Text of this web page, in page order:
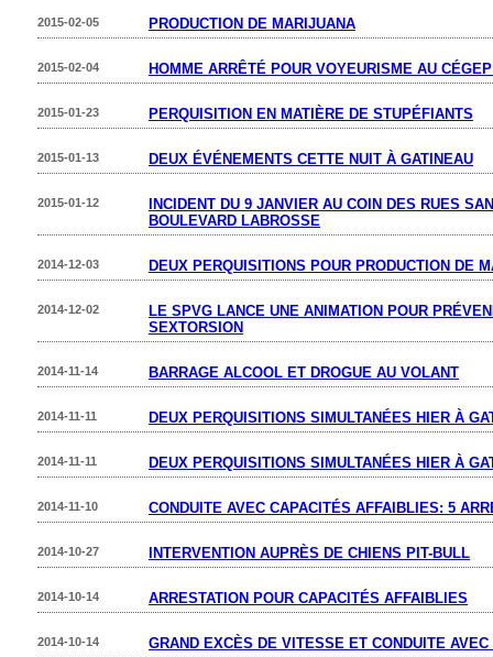
PRODUCTION DE MARIJUANA
2015-02-05
HOMME ARRÊTÉ POUR VOYEURISME AU
2015-02-04
PERQUISITION EN MATIÈRE DE STUPÉFIANTS
2015-01-23
DEUX ÉVÉNEMENTS CETTE NUIT À GATINEAU
2015-01-13
INCIDENT DU 9 JANVIER AU COIN DES RUES
BOULEVARD LABROSSE
2015-01-12
DEUX PERQUISITIONS POUR PRODUCTION DE
2014-12-03
LE SPVG LANCE UNE ANIMATION POUR
SEXTORSION
2014-12-02
BARRAGE ALCOOL ET DROGUE AU VOLANT
2014-11-14
DEUX PERQUISITIONS SIMULTANÉES HIER À
2014-11-11
DEUX PERQUISITIONS SIMULTANÉES HIER À
2014-11-11
CONDUITE AVEC CAPACITÉS AFFAIBLIES: 5
2014-11-10
INTERVENTION AUPRÈS DE CHIENS PIT-BULL
2014-10-27
ARRESTATION POUR CAPACITÉS AFFAIBLIES
2014-10-14
GRAND EXCÈS DE VITESSE ET CONDUITE
2014-10-14